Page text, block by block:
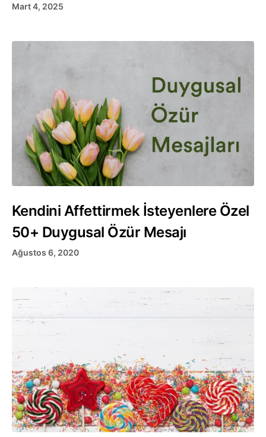
Mart 4, 2025
Kendini Affettirmek İsteyenlere Özel
50+ Duygusal Özür Mesajı
Ağustos 6, 2020